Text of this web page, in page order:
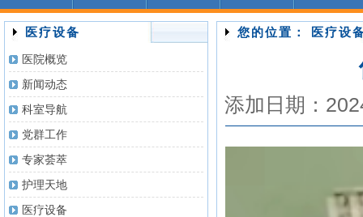
医疗设备
医院概览
新闻动态
科室导航
党群工作
专家荟萃
护理天地
医疗设备
您的位置： 医疗设
添加日期：